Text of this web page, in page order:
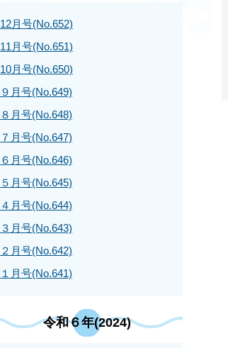
12月号(No.652)
11月号(No.651)
10月号(No.650)
９月号(No.649)
８月号(No.648)
７月号(No.647)
６月号(No.646)
５月号(No.645)
４月号(No.644)
３月号(No.643)
２月号(No.642)
１月号(No.641)
令和６年(2024)